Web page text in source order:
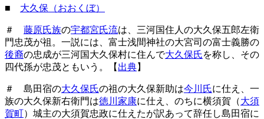
■ 大久保（おおくぼ）
＃ 藤原氏族の宇都宮氏流は、三河国住人の大久保五郎左衛
門忠茂が祖。一説には、富士浅間神社の大宮司の富士義勝の
後裔の忠成が三河国大久保村に住んで大久保氏を称し、その
四代孫が忠茂ともいう。【 出典】
＃ 島田宿の大久保氏の祖の大久保新助は今川氏に仕え、一
族の大久保新右衛門は徳川家康に仕え、のちに横須賀（大須
賀町）城主の大須賀忠政に仕えたが訳あって辞任し島田宿に